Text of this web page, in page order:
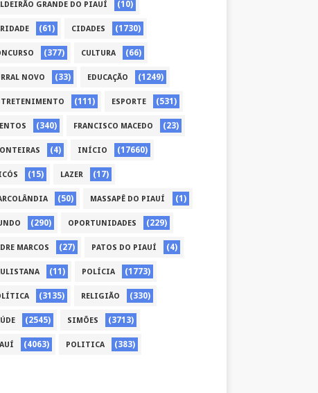
GRANDE DO PIAUÍ (10)
(61) CIDADES (1730)
(377) CULTURA (66)
NOVO (33) EDUCAÇÃO (1249)
(111) ESPORTE (531)
(340) FRANCISCO MACEDO (23)
(4) INÍCIO (17660)
(15) LAZER (17)
(50) MASSAPÊ DO PIAUÍ (1)
(290) OPORTUNIDADES (229)
MARCOS (27) PATOS DO PIAUÍ (4)
(11) POLÍCIA (1773)
(3135) RELIGIÃO (330)
(2545) SIMÕES (3713)
(4063) POLITICA (383)